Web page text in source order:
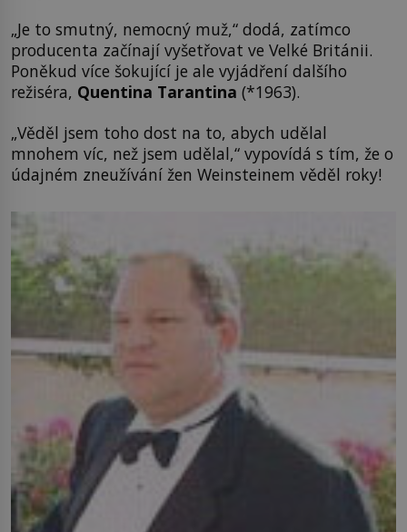
„Je to smutný, nemocný muž,“ dodá, zatímco
producenta začínají vyšetřovat ve Velké Británii.
Poněkud více šokující je ale vyjádření dalšího
režiséra, Quentina Tarantina (*1963).
„Věděl jsem toho dost na to, abych udělal
mnohem víc, než jsem udělal,“ vypovídá s tím, že o
údajném zneužívání žen Weinsteinem věděl roky!